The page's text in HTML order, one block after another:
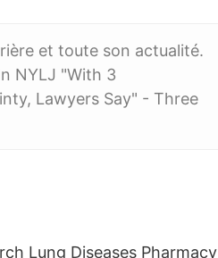
et toute son actualité.
NYLJ "With 3
Lawyers Say" - Three
Lung Diseases Pharmacy